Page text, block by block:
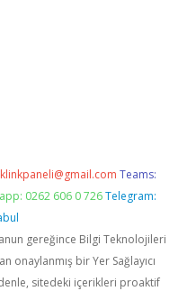
Teams:
0262 606 0 726 Telegram:
gereğince Bilgi Teknolojileri
onaylanmış bir Yer Sağlayıcı
sitedeki içerikleri proaktif